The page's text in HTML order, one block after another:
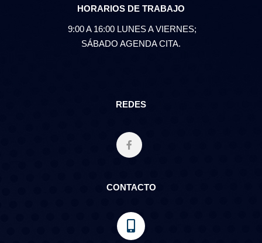
HORARIOS DE TRABAJO
9:00 A 16:00 LUNES A VIERNES;
SÁBADO AGENDA CITA.
REDES
CONTACTO